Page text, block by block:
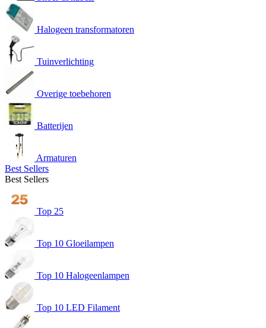
Halogeen transformatoren
Tuinverlichting
Overige toebehoren
Batterijen
Armaturen
Best Sellers
Best Sellers
Top 25
Top 10 Gloeilampen
Top 10 Halogeenlampen
Top 10 LED Filament